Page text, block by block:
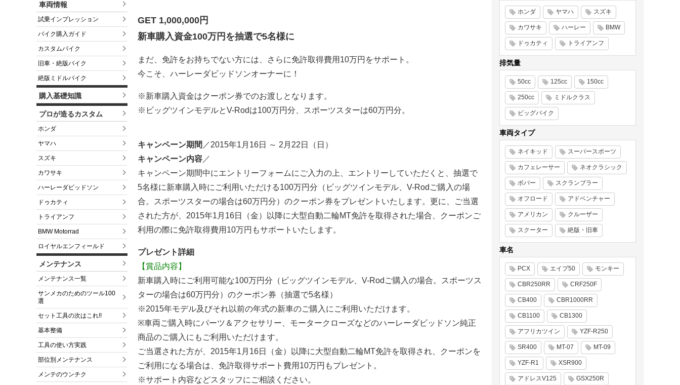
車両情報
試乗インプレッション
バイク購入ガイド
カスタムバイク
旧車・絶版バイク
絶版ミドルバイク
購入基礎知識
プロが造るカスタム
ホンダ
ヤマハ
スズキ
カワサキ
ハーレーダビッドソン
ドゥカティ
トライアンフ
BMW Motorrad
ロイヤルエンフィールド
メンテナンス
メンテナンス一覧
サンメカのためのツール100
選
セット工具の次はこれ!!
基本整備
工具の使い方実践
部位別メンテナンス
メンテのウンチク
GET 1,000,000円
新車購入資金100万円を抽選で5名様に
まだ、免許をお持ちでない方には、さらに免許取得費用10万円をサポート。
今こそ、ハーレーダビッドソンオーナーに！
※新車購入資金はクーポン券でのお渡しとなります。
※ビッグツインモデルとV-Rodは100万円分、スポーツスターは60万円分。
キャンペーン期間 ／2015年1月16日 ～ 2月22日（日）
キャンペーン内容 ／
キャンペーン期間中にエントリーフォームにご入力の上、エントリーしていただくと、抽選で
5名様に新車購入時にご利用いただける100万円分（ビッグツインモデル、V-Rodご購入の場
合。スポーツスターの場合は60万円分）のクーポン券をプレゼントいたします。更に、ご当選
された方が、2015年1月16日（金）以降に大型自動二輪MT免許を取得された場合、クーポンご
利用の際に免許取得費用10万円もサポートいたします。
プレゼント詳細
【賞品内容】
新車購入時にご利用可能な100万円分（ビッグツインモデル、V-Rodご購入の場合。スポーツス
ターの場合は60万円分）のクーポン券（抽選で5名様）
※2015年モデル及びそれ以前の年式の新車のご購入にご利用いただけます。
※車両ご購入時にパーツ＆アクセサリー、モータークローズなどのハーレーダビッドソン純正
商品のご購入にもご利用いただけます。
ご当選された方が、2015年1月16日（金）以降に大型自動二輪MT免許を取得され、クーポンを
ご利用になる場合は、免許取得サポート費用10万円もプレゼント。
※サポート内容などスタッフにご相談ください。
ホンダ ヤマハ スズキ
カワサキ ハーレー BMW
ドゥカティ トライアンフ
排気量
50cc 125cc 150cc
250cc ミドルクラス
ビッグバイク
車両タイプ
ネイキッド スーパースポーツ
カフェレーサー ネオクラシック
ボバー スクランブラー
オフロード アドベンチャー
アメリカン クルーザー
スクーター 絶版・旧車
車名
PCX エイプ50 モンキー
CBR250RR CRF250F
CB400 CBR1000RR
CB1100 CB1300
アフリカツイン YZF-R250
SR400 MT-07 MT-09
YZF-R1 XSR900
アドレスV125 GSX250R